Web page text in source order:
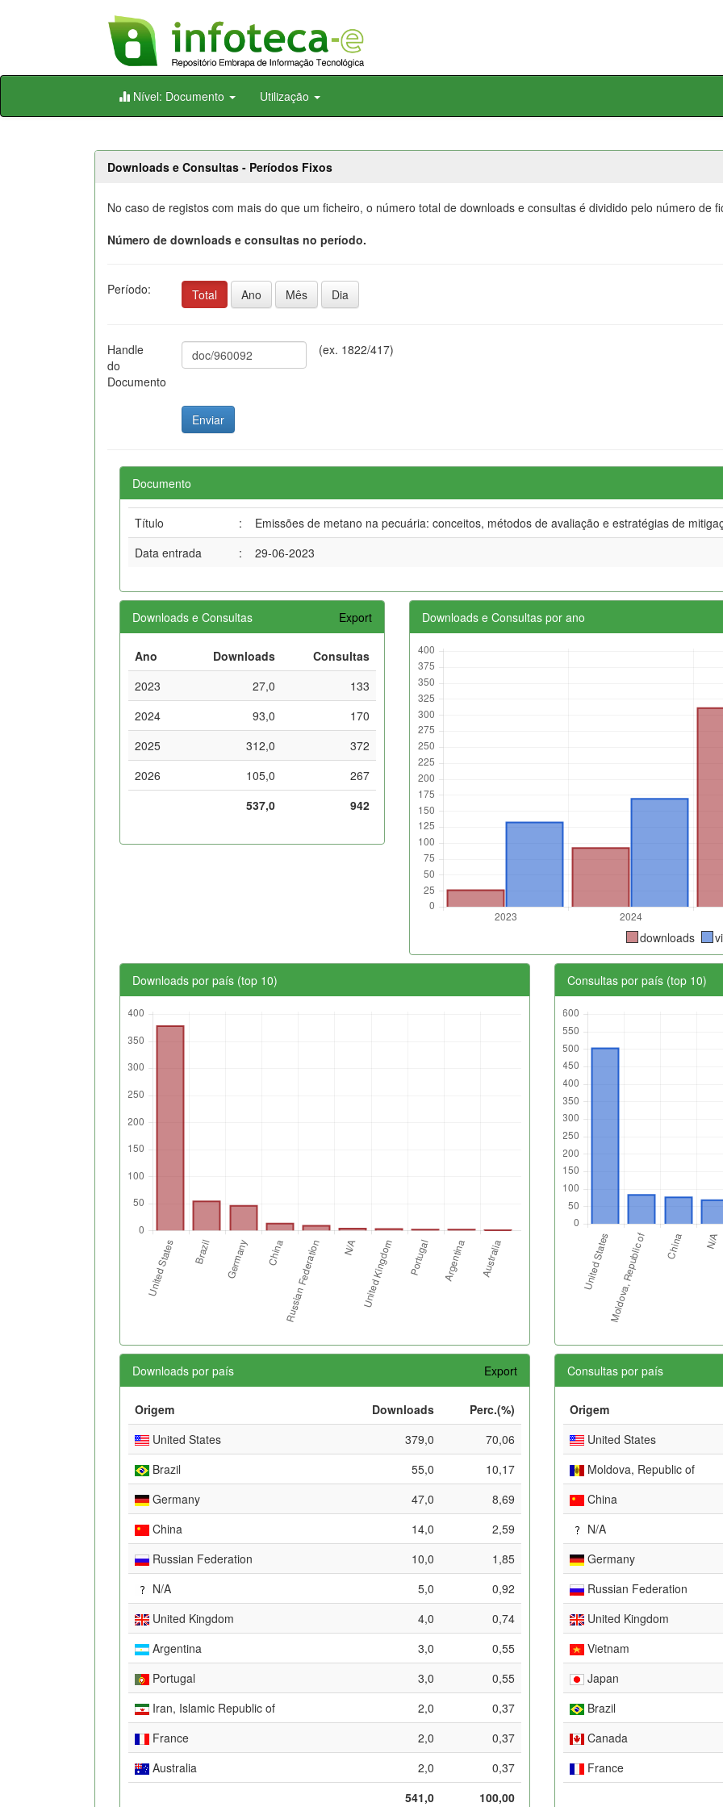
Skip
Nível: Documento Utilização
Downloads e Consultas - Períodos Fixos
No caso de registos com mais do que um ficheiro, o número total de downloads e consultas é dividido pelo número de
Número de downloads e consultas no período.
Período: Total Ano Mês Dia
Handle
do
Documento
(ex. 1822/417)
Documento
Título :
Emissões de metano na pecuária: conceitos, métodos de avaliação e estratégias de
Data entrada
: 29-06-2023
Downloads e Consultas Export
Ano Downloads
Consultas
2023
27,0
133
2024
93,0
170
2025
312,0
372
2026
105,0
267
537,0
942
Downloads e Consultas por ano
downloads
Downloads por país (top 10) Consultas por país (top 10)
Downloads por país Export
Origem Downloads
Perc.(%)
United States
379,0
70,06
Brazil
55,0
10,17
Germany
47,0
8,69
China
14,0
2,59
Russian Federation
10,0
1,85
N/A
5,0
0,92
United Kingdom
4,0
0,74
Argentina
3,0
0,55
Portugal
3,0
0,55
Iran, Islamic Republic of
2,0
0,37
France
2,0
0,37
Australia
2,0
0,37
541,0
100,00
Consultas por país
Origem
United States
Moldova, Republic of
China
N/A
Germany
Russian Federation
United Kingdom
Vietnam
Japan
Brazil
Canada
France